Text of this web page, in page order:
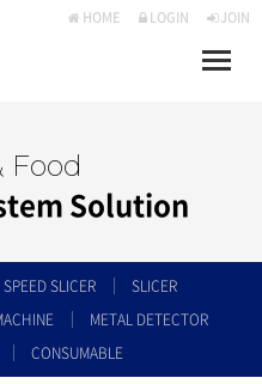
HOME LOGIN JOIN
Toggle
Food
Solution
SLICER
SLICER
METAL DETECTOR
CONSUMABLE